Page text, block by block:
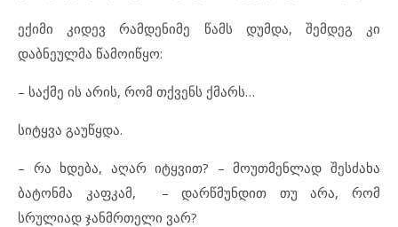
ექიმი კიდევ რამდენიმე წამს დუმდა, შემდეგ კი
დაბნეულმა წამოიწყო:
– საქმე ის არის, რომ თქვენს ქმარს…
სიტყვა გაუწყდა.
– რა ხდება, აღარ იტყვით? – მოუთმენლად შესძახა
ბატონმა კაფკამ, – დარწმუნდით თუ არა, რომ
სრულიად ჯანმრთელი ვარ?